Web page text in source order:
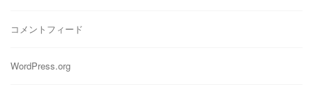
コメントフィード
WordPress.org